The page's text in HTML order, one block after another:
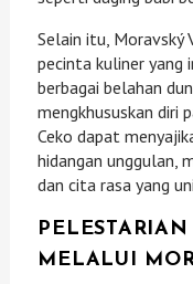
Selain itu, Moravský
pecinta kuliner yang
berbagai belahan
mengkhususkan diri
Ceko dapat
hidangan unggulan,
dan cita rasa yang
MELALUI